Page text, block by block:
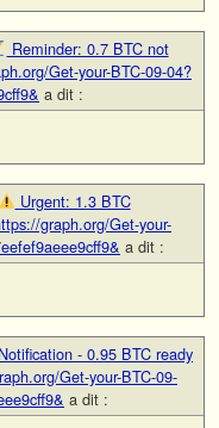
Reminder: 0.7 BTC not
Get-your-BTC-09-04?
a dit :
Urgent: 1.3 BTC
graph.org/Get-your-
a dit :
Notification - 0.95 BTC ready
Get-your-BTC-09-
a dit :